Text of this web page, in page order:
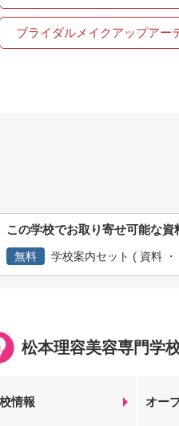
ブライダルメイクアップアー
この学校でお取り寄せ可能な資
無料 学校案内セット ( 資料 ・
松本理容美容専門学
情報 オー